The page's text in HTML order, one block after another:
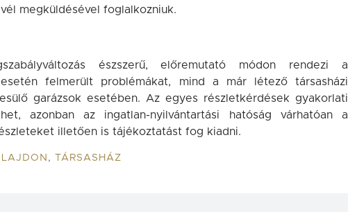
megküldésével foglalkozniuk.
észszerű, előremutató módon rendezi a
felmerült problémákat, mind a már létező társasházi
garázsok esetében. Az egyes részletkérdések gyakorlati
azonban az ingatlan-nyilvántartási hatóság várhatóan a
illetően is tájékoztatást fog kiadni.
, TÁRSASHÁZ